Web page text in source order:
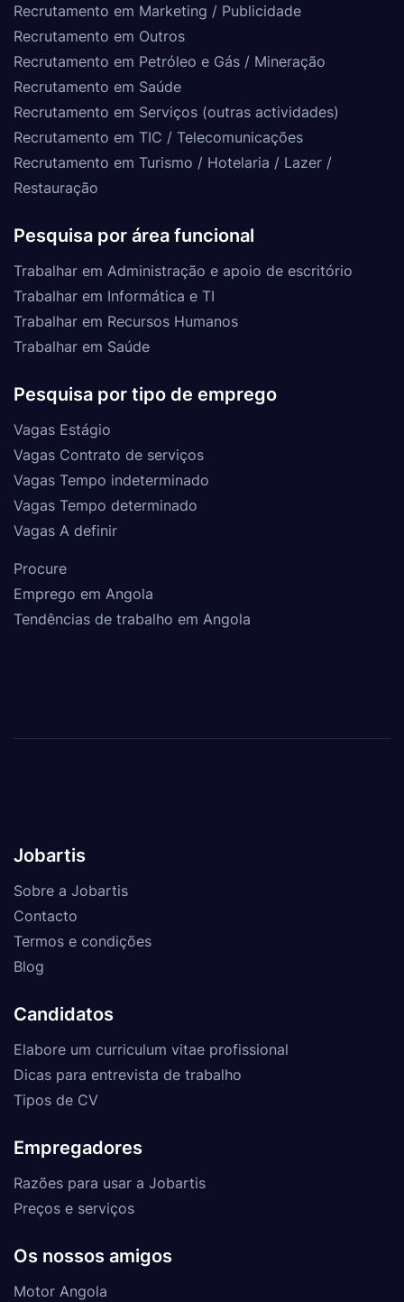
Recrutamento em Marketing / Publicidade
Recrutamento em Outros
Recrutamento em Petróleo e Gás / Mineração
Recrutamento em Saúde
Recrutamento em Serviços (outras actividades)
Recrutamento em TIC / Telecomunicações
Recrutamento em Turismo / Hotelaria / Lazer /
Restauração
Pesquisa por área funcional
Trabalhar em Administração e apoio de escritório
Trabalhar em Informática e TI
Trabalhar em Recursos Humanos
Trabalhar em Saúde
Pesquisa por tipo de emprego
Vagas Estágio
Vagas Contrato de serviços
Vagas Tempo indeterminado
Vagas Tempo determinado
Vagas A definir
Procure
Emprego em Angola
Tendências de trabalho em Angola
Jobartis
Sobre a Jobartis
Contacto
Termos e condições
Blog
Candidatos
Elabore um curriculum vitae profissional
Dicas para entrevista de trabalho
Tipos de CV
Empregadores
Razões para usar a Jobartis
Preços e serviços
Os nossos amigos
Motor Angola